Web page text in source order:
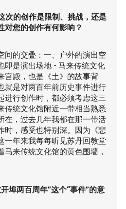
次的创作是限制、挑战，还是
对您的创作有何影响？
间的交叠：一、户外的演出空
即是演出场地 - 马来传统文化
宫殿，也是《土》的故事背
就是对两百年前历史事件进行
进行创作时，都必须考虑这三
传统文化馆附近一带相当熟悉
在，过去几年我都在那一带活
时，感受也特别深。因为《悲
一年来我每每听见苏丹回教堂
马来传统文化馆的黄色围墙，
埠两百周年”这个“事件”的意